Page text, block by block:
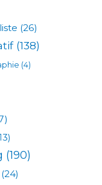
(26)
(138)
(4)
(190)
(24)